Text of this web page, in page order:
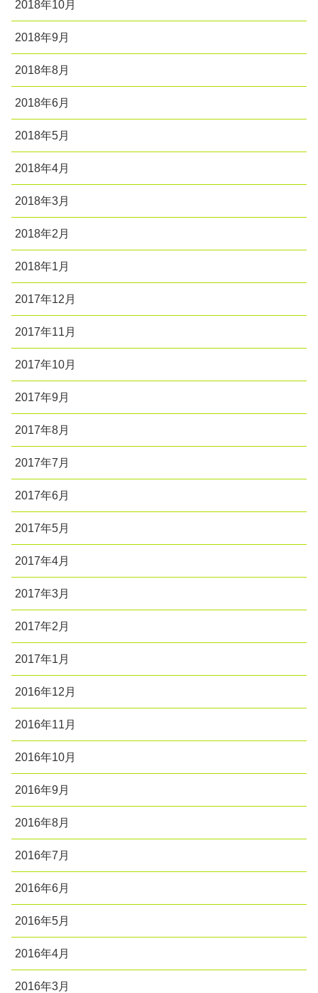
2018年10月
2018年9月
2018年8月
2018年6月
2018年5月
2018年4月
2018年3月
2018年2月
2018年1月
2017年12月
2017年11月
2017年10月
2017年9月
2017年8月
2017年7月
2017年6月
2017年5月
2017年4月
2017年3月
2017年2月
2017年1月
2016年12月
2016年11月
2016年10月
2016年9月
2016年8月
2016年7月
2016年6月
2016年5月
2016年4月
2016年3月